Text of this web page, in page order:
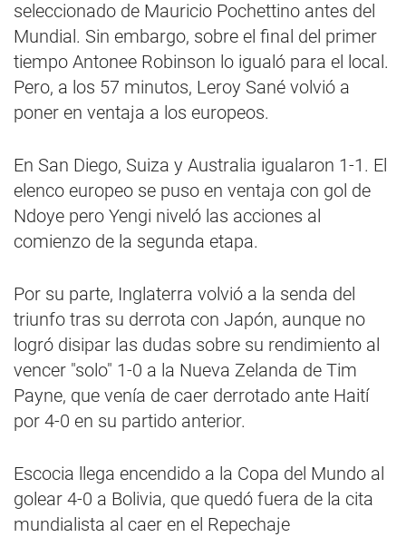
seleccionado de Mauricio Pochettino antes del
Mundial. Sin embargo, sobre el final del primer
tiempo Antonee Robinson lo igualó para el local.
Pero, a los 57 minutos, Leroy Sané volvió a
poner en ventaja a los europeos.
En San Diego, Suiza y Australia igualaron 1-1. El
elenco europeo se puso en ventaja con gol de
Ndoye pero Yengi niveló las acciones al
comienzo de la segunda etapa.
Por su parte, Inglaterra volvió a la senda del
triunfo tras su derrota con Japón, aunque no
logró disipar las dudas sobre su rendimiento al
vencer "solo" 1-0 a la Nueva Zelanda de Tim
Payne, que venía de caer derrotado ante Haití
por 4-0 en su partido anterior.
Escocia llega encendido a la Copa del Mundo al
golear 4-0 a Bolivia, que quedó fuera de la cita
mundialista al caer en el Repechaje